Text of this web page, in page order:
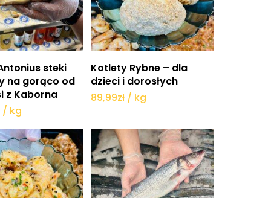
do koszyka
steki
na gorąco od
z Kaborna
/ kg
Dodaj do koszyka
Kotlety Rybne – dla
dzieci i dorosłych
89,99zł / kg